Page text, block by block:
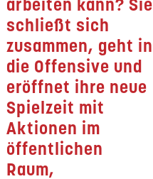
arbeiten kann? Sie
schließt sich
zusammen, geht in
die Offensive und
eröffnet ihre neue
Spielzeit mit
Aktionen im
öffentlichen
Raum,